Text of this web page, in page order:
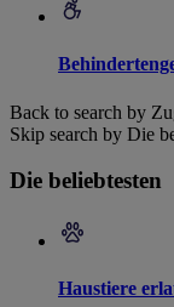
Back to search by
Skip search by Die
Die beliebtesten
Haustiere